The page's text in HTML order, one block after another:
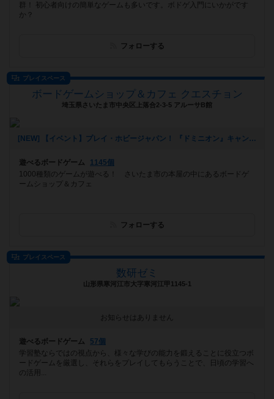
群！ 初心者向けの簡単なゲームも多いです。ボドゲ入門にいかがです
か？
フォローする
プレイスペース
ボードゲームショップ＆カフェ クエスチョン
埼玉県さいたま市中央区上落合2-3-5 アルーサB館
[NEW] 【イベント】プレイ・ホビージャパン！ 『ドミニオン』キャンペーン開催！（11/4 追記アリ）（2024年10月24日 21時41分）
遊べるボードゲーム
1145個
1000種類のゲームが遊べる！ さいたま市の本屋の中にあるボードゲ
ームショップ＆カフェ
フォローする
プレイスペース
数研ゼミ
山形県寒河江市大字寒河江甲1145-1
お知らせはありません
遊べるボードゲーム
57個
学習塾ならではの視点から、様々な学びの能力を鍛えることに役立つボ
ードゲームを厳選し、それらをプレイしてもらうことで、日頃の学習へ
の活用...